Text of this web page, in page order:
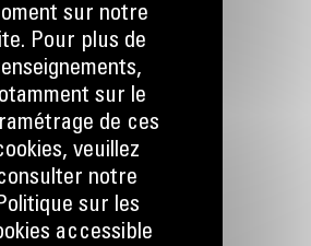
Appelez-nous
078 157 767
Écrivez-nous
LA DEMANDE
sur notre
Pour plus de
sur le
de ces
veuillez
notre
sur les
accessible